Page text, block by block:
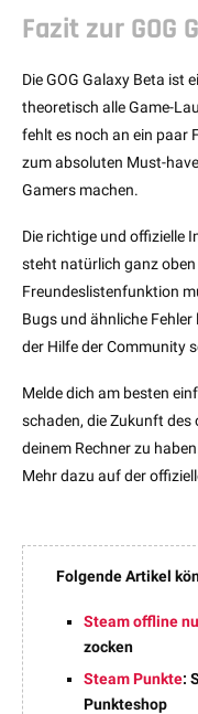
Fazit zur GOG
Die GOG Galaxy Beta ist
theoretisch alle Game-
fehlt es noch an ein paar
zum absoluten Must-
Gamers machen.
Die richtige und offizielle
steht natürlich ganz
Freundeslistenfunktion
Bugs und ähnliche
der Hilfe der Community
Melde dich am besten
schaden, die Zukunft
deinem Rechner zu
Mehr dazu auf der
Folgende Artikel
Steam offline
zocken
Steam Punkte:
Punkteshop